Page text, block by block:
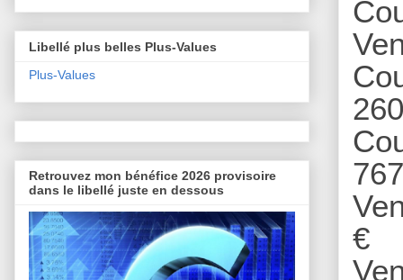
€
Libellé plus belles Plus-Values
Plus-Values
Retrouvez mon bénéfice 2026 provisoire
dans le libellé juste en dessous